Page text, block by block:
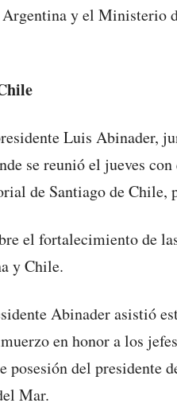
Argentina y el Ministerio
Luis Abinader,
se reunió el jueves
de Santiago de
el fortalecimiento de
y Chile.
Abinader asistió
en honor a los
posesión del presidente
Mar.